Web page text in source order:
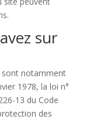
sur
sont notamment
1978, la loi n°
13 du Code
des